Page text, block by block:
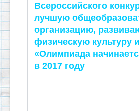
Всероссийского
лучшую
организацию,
физическую культуру
«Олимпиада
в 2017 году